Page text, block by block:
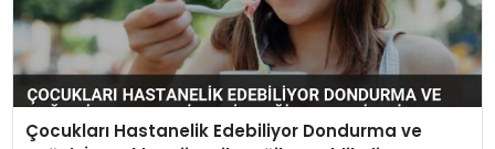
Çocukları Hastanelik Edebiliyor Dondurma ve